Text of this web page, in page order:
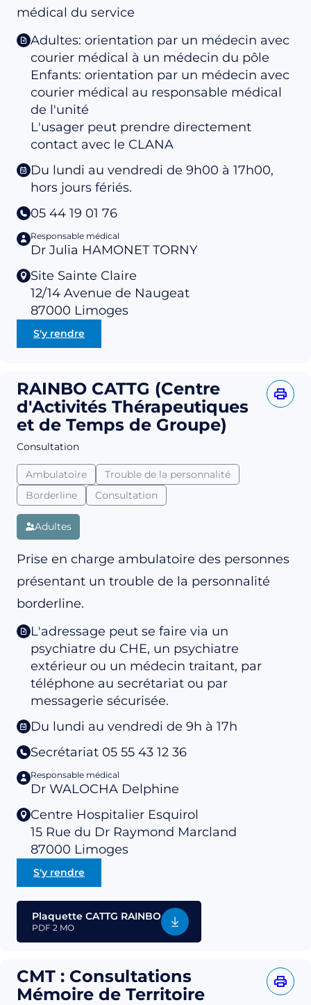
médical du service
Adultes: orientation par un médecin avec
courier médical à un médecin du pôle
Enfants: orientation par un médecin avec
courier médical au responsable médical
de l'unité
L'usager peut prendre directement
contact avec le CLANA
Du lundi au vendredi de 9h00 à 17h00,
hors jours fériés.
05 44 19 01 76
Responsable médical
Dr Julia HAMONET TORNY
Site Sainte Claire
12/14 Avenue de Naugeat
87000 Limoges
S'y rendre
RAINBO CATTG (Centre
d'Activités Thérapeutiques
et de Temps de Groupe)
Consultation
Ambulatoire
Trouble de la personnalité
Borderline
Consultation
Adultes
Prise en charge ambulatoire des personnes
présentant un trouble de la personnalité
borderline.
L'adressage peut se faire via un
psychiatre du CHE, un psychiatre
extérieur ou un médecin traitant, par
téléphone au secrétariat ou par
messagerie sécurisée.
Du lundi au vendredi de 9h à 17h
Secrétariat 05 55 43 12 36
Responsable médical
Dr WALOCHA Delphine
Centre Hospitalier Esquirol
15 Rue du Dr Raymond Marcland
87000 Limoges
S'y rendre
Plaquette CATTG RAINBO
PDF 2 MO
CMT : Consultations
Mémoire de Territoire